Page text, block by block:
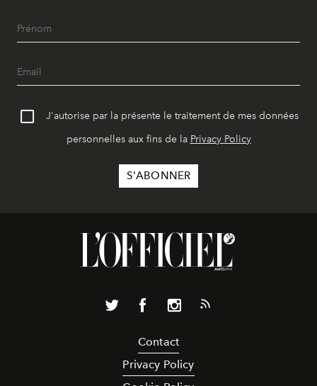
J'autorise par la présente le traitement de mes données
personnelles aux fins de la Privacy Policy
Contact
Privacy Policy